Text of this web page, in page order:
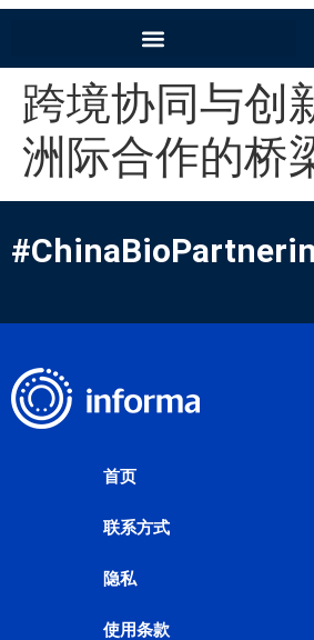
跨境协同与创
洲际合作的桥
首页
联系方式
隐私
使用条款